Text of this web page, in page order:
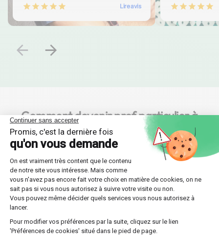
Lire avis
Comment devenir prof particulier à
Amiens chez Les Sherpas ?
L’inscription à notre plateforme est simple est rapide !
Inscris-toi dès maintenant.
C’est facile et rapide !